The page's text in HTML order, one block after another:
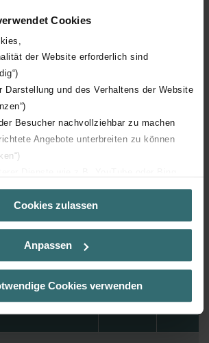
Cookies
der Website erforderlich sind
Darstellung und des Verhaltens der Website
Besucher nachvollziehbar zu machen
Angebote unterbreiten zu können
bzw. die Datenschutzerklärung erhalten
Durch die Auswahl der Kategorie
willigen Sie ein, dass wir Ihren
unserer Website verwenden, um Ihnen die
zu ermöglichen und Ihnen
Cookies zulassen
Anpassen
Cookies verwenden
Model